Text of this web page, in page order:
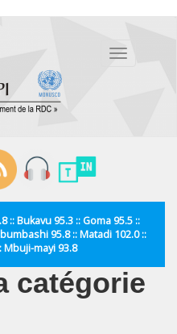
Toggle
:: Bukavu 95.3 :: Goma 95.5 ::
95.8 :: Matadi 102.0 ::
Mbuji-mayi 93.8
catégorie